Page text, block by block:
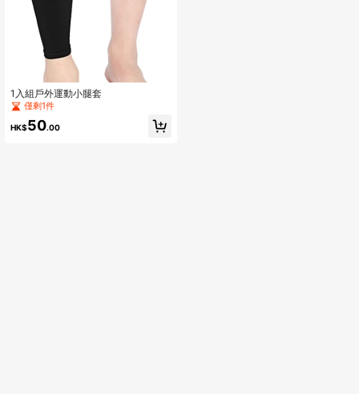
1入組戶外運動小腿套
僅剩1件
HK$50.00